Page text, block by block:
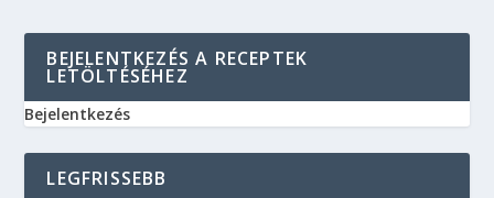
BEJELENTKEZÉS A RECEPTEK
LETÖLTÉSÉHEZ
Bejelentkezés
LEGFRISSEBB